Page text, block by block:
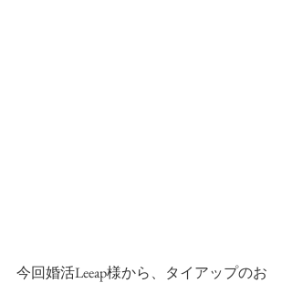
今回婚活Leeap様から、タイアップのお